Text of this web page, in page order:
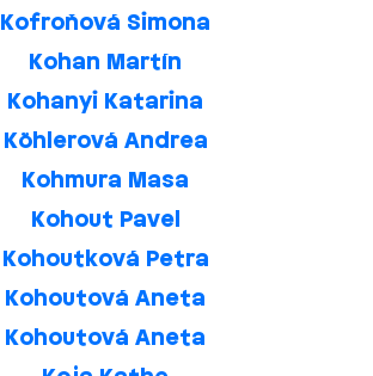
Kofroňová Simona
Kohan Martín
Kohanyi Katarina
Köhlerová Andrea
Kohmura Masa
Kohout Pavel
Kohoutková Petra
Kohoutová Aneta
Kohoutová Aneta